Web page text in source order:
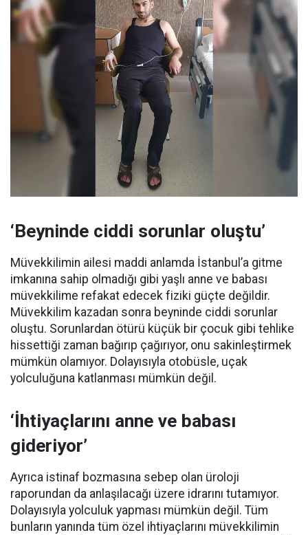
‘Beyninde ciddi sorunlar oluştu’
Müvekkilimin ailesi maddi anlamda İstanbul’a gitme
imkanına sahip olmadığı gibi yaşlı anne ve babası
müvekkilime refakat edecek fiziki güçte değildir.
Müvekkilim kazadan sonra beyninde ciddi sorunlar
oluştu. Sorunlardan ötürü küçük bir çocuk gibi tehlike
hissettiği zaman bağırıp çağırıyor, onu sakinleştirmek
mümkün olamıyor. Dolayısıyla otobüsle, uçak
yolculuğuna katlanması mümkün değil.
‘İhtiyaçlarını anne ve babası
gideriyor’
Ayrıca istinaf bozmasına sebep olan üroloji
raporundan da anlaşılacağı üzere idrarını tutamıyor.
Dolayısıyla yolculuk yapması mümkün değil. Tüm
bunların yanında tüm özel ihtiyaçlarını müvekkilimin